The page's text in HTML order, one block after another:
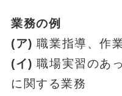
業務の例
(ア)職業指導、作
(イ)職場実習のあ
に関する業務